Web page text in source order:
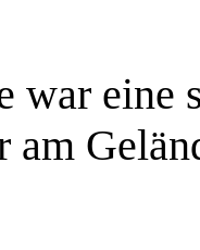
war
am